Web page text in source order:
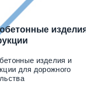
изделия и
для дорожного